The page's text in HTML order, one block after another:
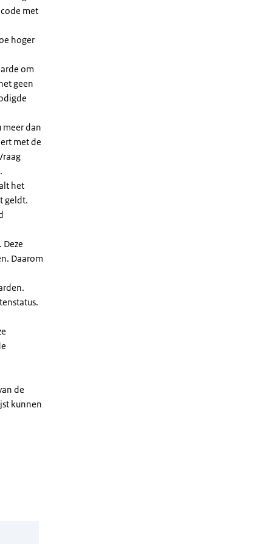
met
hoger
om
geen
meer dan
met de
het
geldt.
Daarom
de
kunnen